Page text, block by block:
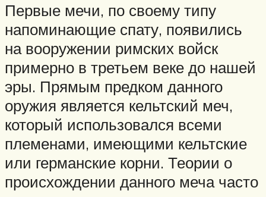
Первые мечи, по своему типу
напоминающие спату, появились
на вооружении римских войск
примерно в третьем веке до нашей
эры. Прямым предком данного
оружия является кельтский меч,
который использовался всеми
племенами, имеющими кельтские
или германские корни. Теории о
происхождении данного меча часто